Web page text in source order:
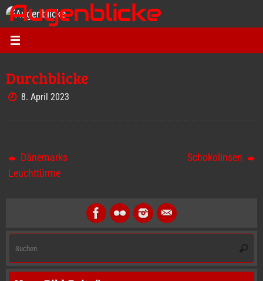
Zum
Inhalt
springen
Augenblicke
Kurt O. Wörl - Fotografie
Durchblicke
8. April 2023
Dänemarks
Leuchttürme
Schokolinsen